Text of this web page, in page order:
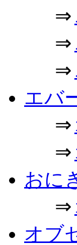
⇒
⇒
⇒
エバ
⇒
⇒
おに
⇒
オブ